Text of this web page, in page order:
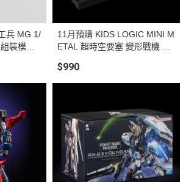
兵 MG 1/
裝模型
11月預購 KIDS LOGIC MINI M
ETAL 超時空要塞 變形戰機 #0
形態) 合金完成品 (共兩款)
$990